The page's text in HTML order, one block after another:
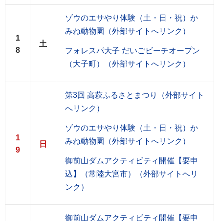
1
8
土
ゾウのエサやり体験（土・日・祝）か
みね動物園（外部サイトへリンク）
フォレスパ大子 だいごビーチオープン
（大子町）（外部サイトへリンク）
1
9
日
第3回 高萩ふるさとまつり（外部サイト
へリンク）
ゾウのエサやり体験（土・日・祝）か
みね動物園（外部サイトへリンク）
御前山ダムアクティビティ開催【要申
込】（常陸大宮市）（外部サイトへリ
ンク）
御前山ダムアクティビティ開催【要申